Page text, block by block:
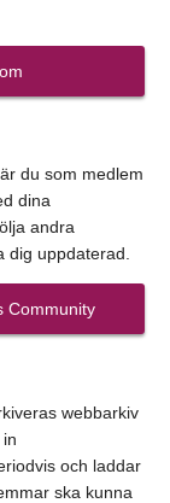
du som medlem
dina
andra
dig uppdaterad.
Community
webbarkiv
och laddar
ska kunna